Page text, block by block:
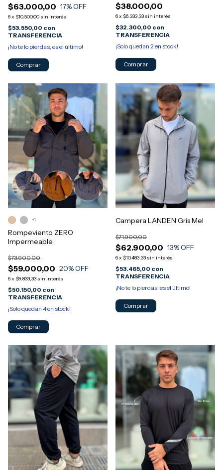
$63.000,00 17% OFF
6x $10.500,00 sin interés
$53.550,00 con
TRANSFERENCIA
¡No te lo pierdas, es el último!
Comprar
$38.000,00
6x $6.333,33 sin interés
$32.300,00 con
TRANSFERENCIA
¡Solo quedan 2en stock!
Comprar
Rompeviento ZERO
Impermeable
$59.000,00
$73.900,00
20% OFF
6x $9.833,33 sin interés
$50.150,00 con
TRANSFERENCIA
¡Solo quedan 4en stock!
+1
Comprar
Campera LANDEN Gris Mel
$62.900,00
$71.900,00
13% OFF
6x $10.483,33 sin interés
$53.465,00 con
TRANSFERENCIA
¡No te lo pierdas, es el último!
Comprar